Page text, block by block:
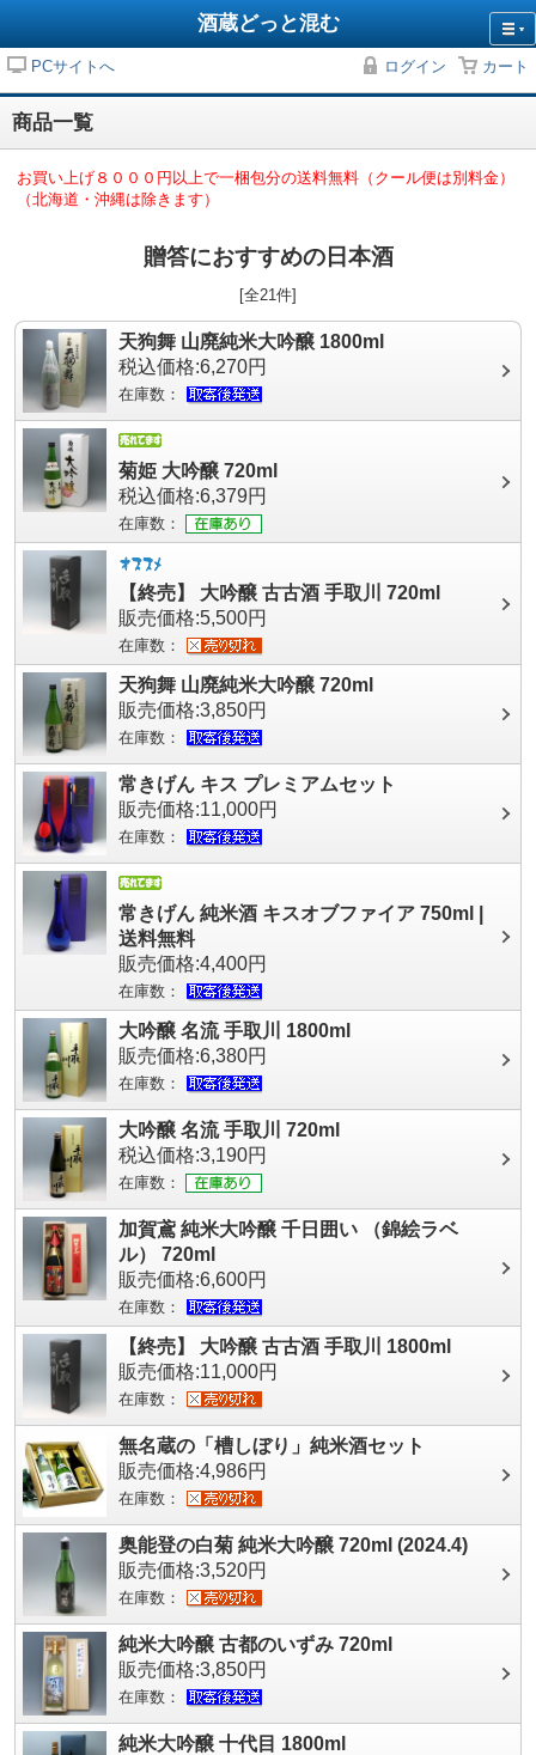
酒蔵どっと混む
PCサイトへ ログイン カート
商品一覧
お買い上げ８０００円以上で一梱包分の送料無料（クール便は別料金）
（北海道・沖縄は除きます）
贈答におすすめの日本酒
[全21件]
天狗舞 山廃純米大吟醸 1800ml
税込価格:6,270円
在庫数：
菊姫 大吟醸 720ml
税込価格:6,379円
在庫数：
【終売】 大吟醸 古古酒 手取川 720ml
販売価格:5,500円
在庫数：
天狗舞 山廃純米大吟醸 720ml
販売価格:3,850円
在庫数：
常きげん キス プレミアムセット
販売価格:11,000円
在庫数：
常きげん 純米酒 キスオブファイア 750ml |
送料無料
販売価格:4,400円
在庫数：
大吟醸 名流 手取川 1800ml
販売価格:6,380円
在庫数：
大吟醸 名流 手取川 720ml
税込価格:3,190円
在庫数：
加賀鳶 純米大吟醸 千日囲い （錦絵ラベ
ル） 720ml
販売価格:6,600円
在庫数：
【終売】 大吟醸 古古酒 手取川 1800ml
販売価格:11,000円
在庫数：
無名蔵の「槽しぼり」純米酒セット
販売価格:4,986円
在庫数：
奥能登の白菊 純米大吟醸 720ml (2024.4)
販売価格:3,520円
在庫数：
純米大吟醸 古都のいずみ 720ml
販売価格:3,850円
在庫数：
純米大吟醸 十代目 1800ml